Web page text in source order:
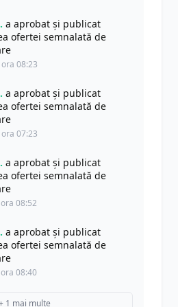
a aprobat și publicat
ofertei semnalată de
ora 08:23
a aprobat și publicat
ofertei semnalată de
ora 07:23
a aprobat și publicat
ofertei semnalată de
08:52
a aprobat și publicat
ofertei semnalată de
08:40
1 mai multe